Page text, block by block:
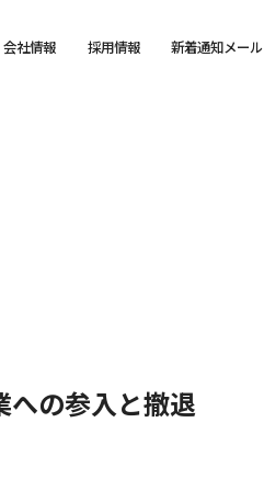
会社情報 採用情報 新着通知メール
への参入と撤退